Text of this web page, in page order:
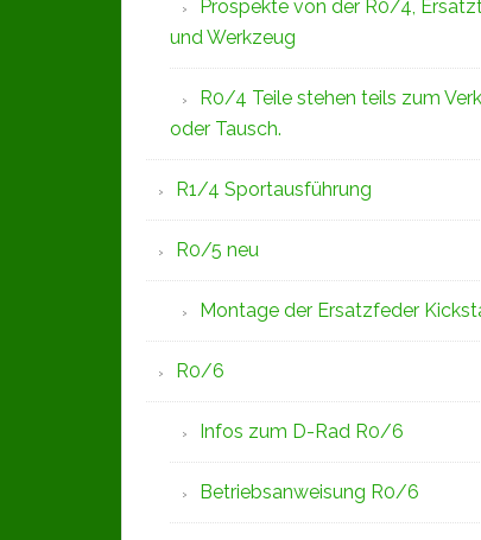
Prospekte von der R0/4,
und Werkzeug
R0/4 Teile stehen teils zum
oder Tausch.
R1/4 Sportausführung
R0/5 neu
Montage der Ersatzfeder
R0/6
Infos zum D-Rad R0/6
Betriebsanweisung R0/6